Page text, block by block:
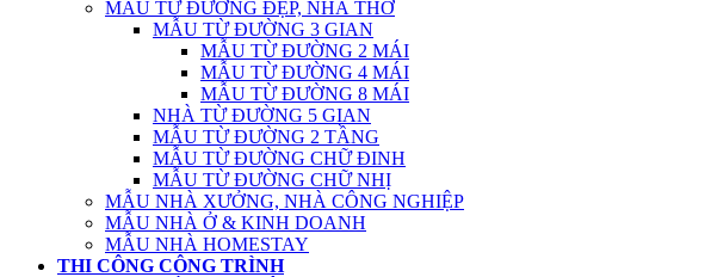
MẪU TỪ ĐƯỜNG ĐẸP, NHÀ THỜ
MẪU TỪ ĐƯỜNG 3 GIAN
MẪU TỪ ĐƯỜNG 2 MÁI
MẪU TỪ ĐƯỜNG 4 MÁI
MẪU TỪ ĐƯỜNG 8 MÁI
NHÀ TỪ ĐƯỜNG 5 GIAN
MẪU TỪ ĐƯỜNG 2 TẦNG
MẪU TỪ ĐƯỜNG CHỮ ĐINH
MẪU TỪ ĐƯỜNG CHỮ NHỊ
MẪU NHÀ XƯỞNG, NHÀ CÔNG NGHIỆP
MẪU NHÀ Ở & KINH DOANH
MẪU NHÀ HOMESTAY
THI CÔNG CÔNG TRÌNH